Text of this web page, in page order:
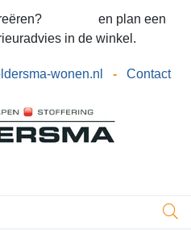
en plan een
in de winkel.
wonen.nl - Contact